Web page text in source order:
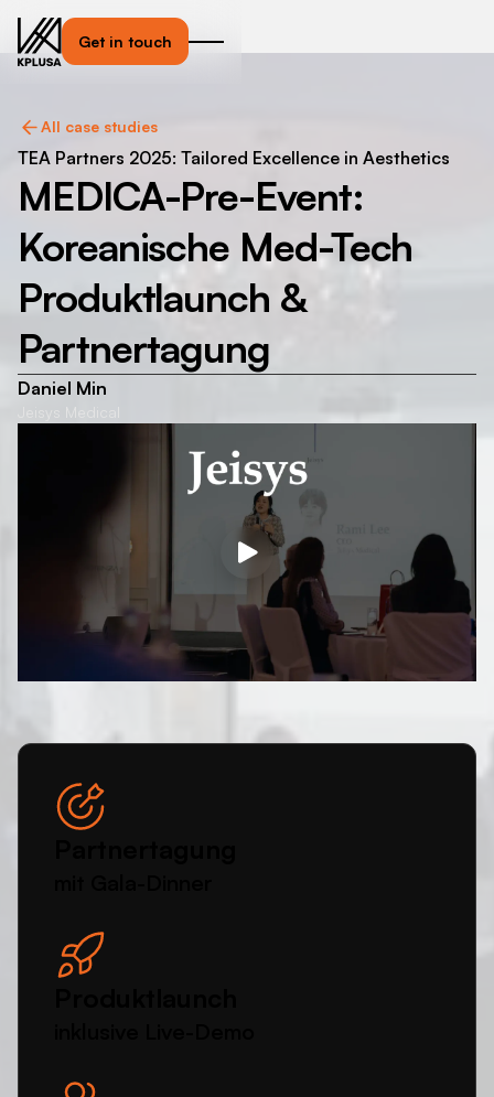
Get in touch
All case studies
TEA Partners 2025: Tailored Excellence in Aesthetics
MEDICA-Pre-Event:
Koreanische Med-Tech
Produktlaunch &
Partnertagung
Daniel Min
MEDICA-
Pre-
Event:
Koreanische
Med-
Produktlaunch
&